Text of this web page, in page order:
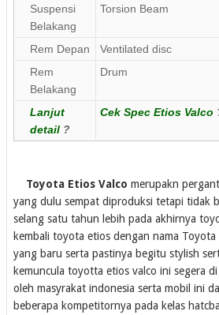
Suspensi
Belakang
Torsion Beam
Rem Depan
Ventilated disc
Rem
Belakang
Drum
Lanjut
detail ?
Cek Spec Etios Valco
Toyota Etios Valco merupakn
yang dulu sempat diproduksi tetapi tidak
selang satu tahun lebih pada akhirnya
kembali toyota etios dengan nama Toyota
yang baru serta pastinya begitu stylish
kemuncula toyotta etios valco ini segera
oleh masyrakat indonesia serta mobil ini
beberapa kompetitornya pada kelas